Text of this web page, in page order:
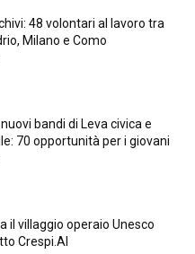
48 volontari al lavoro tra
Milano e Como
bandi di Leva civica e
70 opportunità per i giovani
il villaggio operaio Unesco
Crespi.AI